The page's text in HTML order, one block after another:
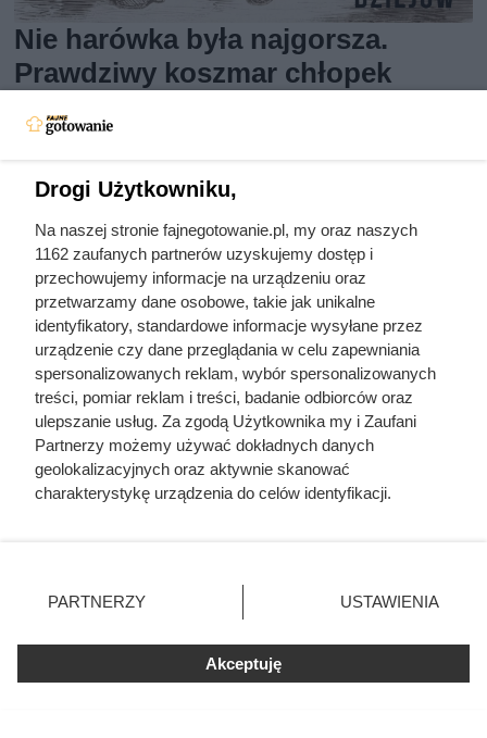
Nie harówka była najgorsza.
Prawdziwy koszmar chłopek
zaczynał się po zamknięciu drzwi
domu
Miał tylko 16 lat i nie bał się
czasie stanu wojennego
Drogi Użytkowniku,
Na naszej stronie fajnegotowanie.pl, my oraz naszych
1162 zaufanych partnerów uzyskujemy dostęp i
przechowujemy informacje na urządzeniu oraz
przetwarzamy dane osobowe, takie jak unikalne
identyfikatory, standardowe informacje wysyłane przez
urządzenie czy dane przeglądania w celu zapewniania
spersonalizowanych reklam, wybór spersonalizowanych
treści, pomiar reklam i treści, badanie odbiorców oraz
ulepszanie usług. Za zgodą Użytkownika my i Zaufani
Partnerzy możemy używać dokładnych danych
geolokalizacyjnych oraz aktywnie skanować
charakterystykę urządzenia do celów identyfikacji.
zmienić/wycofać klikając przycisk ustawień prywatności
znajdujący się w lewym dolnym rogu strony
rodzaje przetwarzania danych nie wymagają zgody
użytkownika, ale masz prawo sprzeciwić się takiemu
przetwarzaniu. Preferencje będą miały zastosowania tylko
PARTNERZY USTAWIENIA
Akceptuję